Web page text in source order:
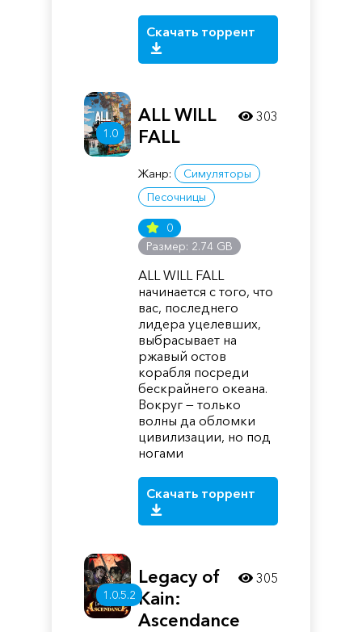
Скачать торрент
1.0
ALL WILL
FALL
Жанр:
Симуляторы
Песочницы
0
Размер: 2.74 GB
ALL WILL FALL
начинается с того, что
вас, последнего
лидера уцелевших,
выбрасывает на
ржавый остов
корабля посреди
бескрайнего океана.
Вокруг — только
волны да обломки
цивилизации, но под
ногами
Скачать торрент
303
1.0.5.2
Legacy of
Kain:
Ascendance
305